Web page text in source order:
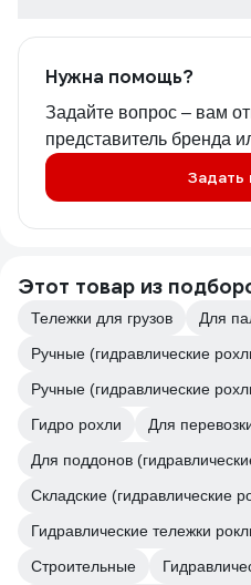
Нужна помощь?
Задайте вопрос – вам
представитель бренда
Задать
Этот товар из
Тележки для грузов
Для
Ручные (гидравлические
Ручные (гидравлические
Гидро рохли
Для
Для поддонов
Складские (гидравлические
Гидравлические тележки
Строительные